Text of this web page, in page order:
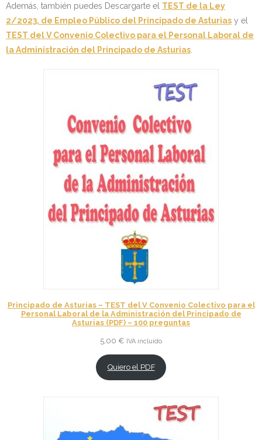
Además, también puedes Descargarte el TEST de la Ley
2/2023, de Empleo Público del Principado de Asturias y el
TEST del V Convenio Colectivo para el Personal Laboral de
la Administración del Principado de Asturias
Principado de Asturias – TEST del V Convenio Colectivo para el
Personal Laboral de la Administración del Principado de
Asturias (PDF) – 100 preguntas
5,00 € IVA incluido
Quiero el PDF